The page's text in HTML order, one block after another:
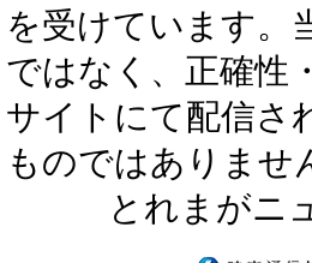
を受けています。
ではなく、正確性
サイトにて配信さ
ものではありませ
とれまがニ